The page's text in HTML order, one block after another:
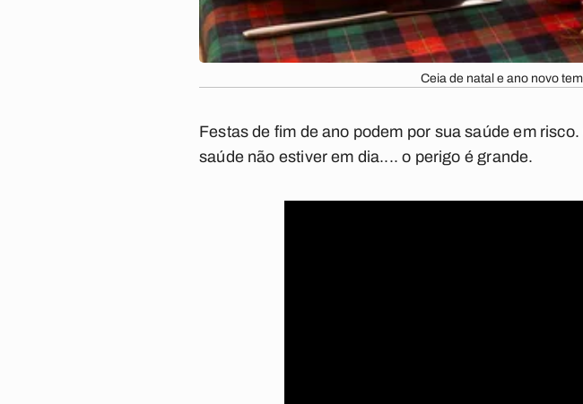
Ceia de natal e ano novo
Festas de fim de ano podem por sua saúde em
saúde não estiver em dia.... o perigo é grande.